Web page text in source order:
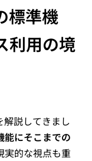
標準機
利用の境
解説してきまし
能にそこまでの
実的な視点も重